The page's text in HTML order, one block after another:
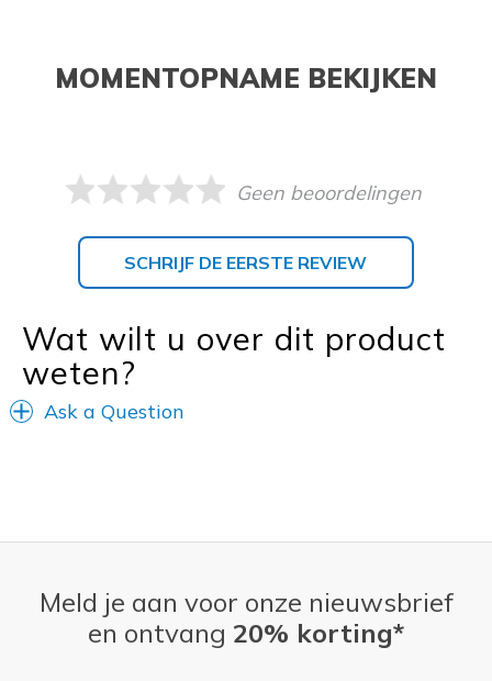
MOMENTOPNAME BEKIJKEN
Geen beoordelingen
SCHRIJF DE EERSTE REVIEW
Wat wilt u over dit product
weten?
Ask a Question
Meld je aan voor onze nieuwsbrief
en ontvang 20% korting*